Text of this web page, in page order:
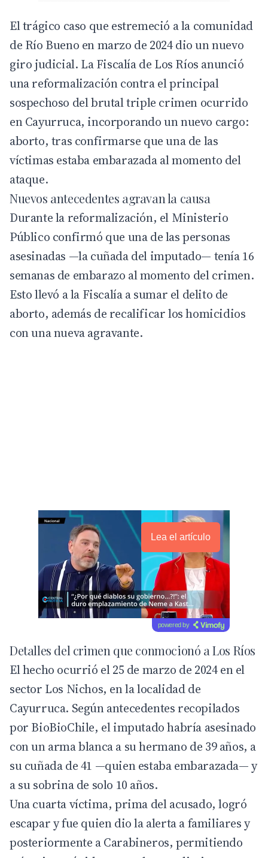
El trágico caso que estremeció a la comunidad
de Río Bueno en marzo de 2024 dio un nuevo
giro judicial. La Fiscalía de Los Ríos anunció
una reformalización contra el principal
sospechoso del brutal triple crimen ocurrido
en Cayurruca, incorporando un nuevo cargo:
aborto, tras confirmarse que una de las
víctimas estaba embarazada al momento del
ataque.
Nuevos antecedentes agravan la causa
Durante la reformalización, el Ministerio
Público confirmó que una de las personas
asesinadas —la cuñada del imputado— tenía 16
semanas de embarazo al momento del crimen.
Esto llevó a la Fiscalía a sumar el delito de
aborto, además de recalificar los homicidios
con una nueva agravante.
Lea el artículo
powered by
Detalles del crimen que conmocionó a Los Ríos
El hecho ocurrió el 25 de marzo de 2024 en el
sector Los Nichos, en la localidad de
Cayurruca. Según antecedentes recopilados
por BioBioChile, el imputado habría asesinado
con un arma blanca a su hermano de 39 años, a
su cuñada de 41 —quien estaba embarazada— y
a su sobrina de solo 10 años.
Una cuarta víctima, prima del acusado, logró
escapar y fue quien dio la alerta a familiares y
posteriormente aCarabineros, permitiendo